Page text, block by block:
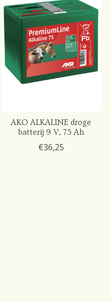
AKO ALKALINE droge
batterij 9 V, 75 Ah
€36,25